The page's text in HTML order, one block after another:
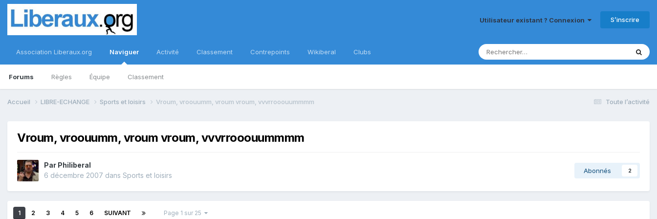
Utilisateur existant ? Connexion S’inscrire
Association Liberaux.org Naviguer
Forums Règles Équipe Classement
Activité Classement Contrepoints Wikiberal Clubs
Toute l’activité
Accueil LIBRE-ECHANGE Sports et loisirs Vroum, vroouumm, vroum vroum, vvvrrooouummmm
Vroum, vroouumm, vroum vroum, vvvrrooouummmm
Par Philiberal
6 décembre 2007 dans Sports et loisirs
Abonnés 2
1 2 3 4 5 6 SUIVANT Page 1 sur 25